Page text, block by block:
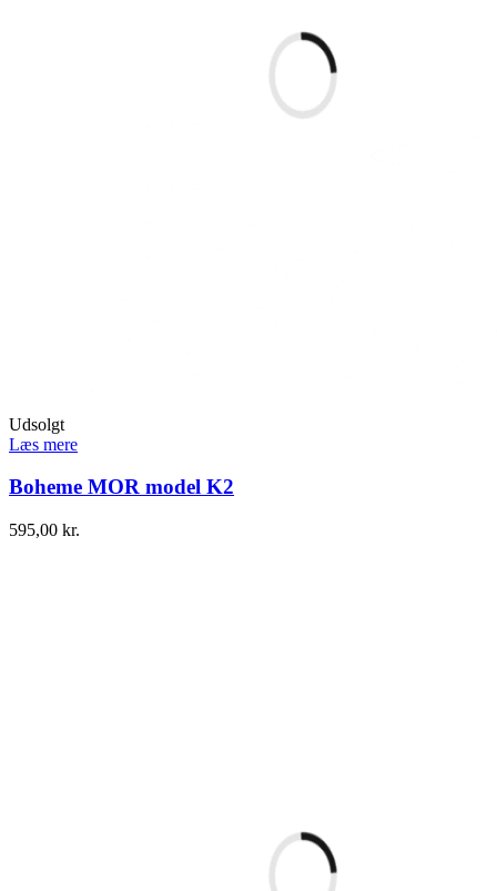
Udsolgt
Læs mere
Boheme MOR model K2
595,00 kr.